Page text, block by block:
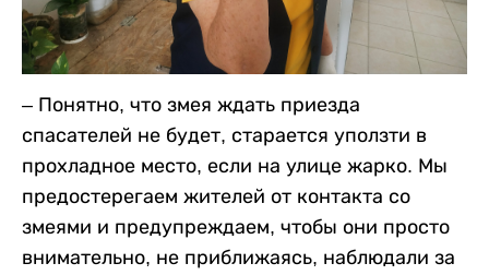
– Понятно, что змея ждать приезда
спасателей не будет, старается уползти в
прохладное место, если на улице жарко. Мы
предостерегаем жителей от контакта со
змеями и предупреждаем, чтобы они просто
внимательно, не приближаясь, наблюдали за